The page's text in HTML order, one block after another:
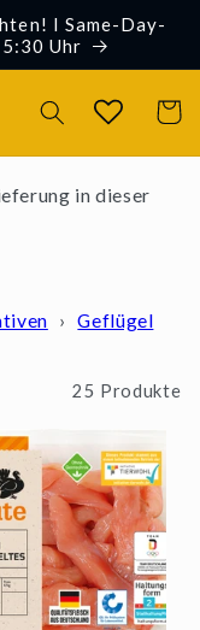
I Same-Day-
Uhr
in dieser
› Geflügel
25 Produkte